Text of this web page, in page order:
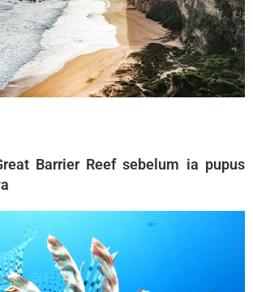
Barrier Reef sebelum ia pupus